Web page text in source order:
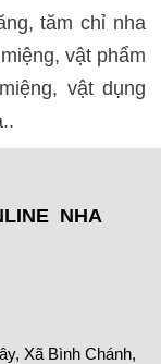
tăm chỉ nha
vật phẩm
vật dụng
NHA
Xã Bình Chánh,